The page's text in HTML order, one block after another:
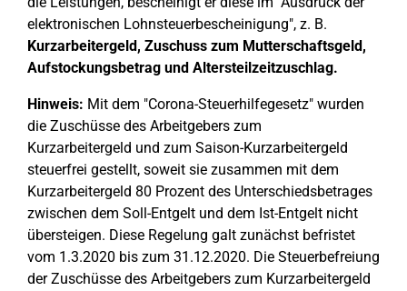
elektronischen Lohnsteuerbescheinigung", z. B.
Kurzarbeitergeld, Zuschuss zum Mutterschaftsgeld,
Aufstockungsbetrag und Altersteilzeitzuschlag.
Hinweis: Mit dem "Corona-Steuerhilfegesetz" wurden
die Zuschüsse des Arbeitgebers zum
Kurzarbeitergeld und zum Saison-Kurzarbeitergeld
steuerfrei gestellt, soweit sie zusammen mit dem
Kurzarbeitergeld 80 Prozent des Unterschiedsbetrages
zwischen dem Soll-Entgelt und dem Ist-Entgelt nicht
übersteigen. Diese Regelung galt zunächst befristet
vom 1.3.2020 bis zum 31.12.2020. Die Steuerbefreiung
der Zuschüsse des Arbeitgebers zum Kurzarbeitergeld